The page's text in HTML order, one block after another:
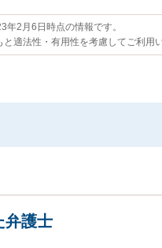
年2月6日時点の情報です。
と適法性・有用性を考慮してご利用
弁護士